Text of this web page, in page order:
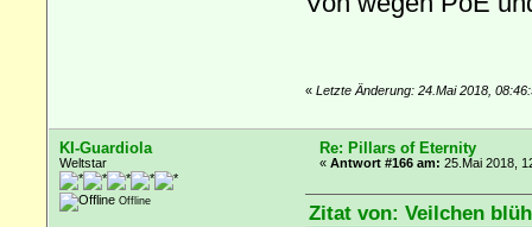
« Letzte Änderung: 24.Mai 2018,
KI-Guardiola
Weltstar
Offline
Re: Pillars of Eternity
«Antwort #166 am: 25.Mai 2018,
Zitat von: Veilchen